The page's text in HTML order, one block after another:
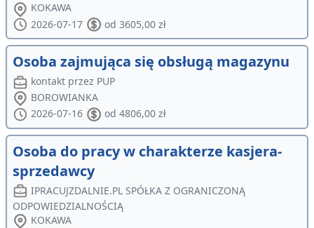
KOKAWA
2026-07-17
od 3605,00 zł
Osoba zajmująca się obsługą magazynu
kontakt przez PUP
BOROWIANKA
2026-07-16
od 4806,00 zł
Osoba do pracy w charakterze kasjera-
sprzedawcy
IPRACUJZDALNIE.PL SPÓŁKA Z OGRANICZONĄ
ODPOWIEDZIALNOŚCIĄ
KOKAWA